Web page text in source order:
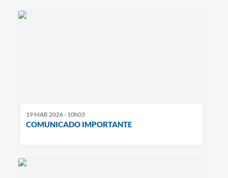
19 MAR 2026 - 10h03
COMUNICADO IMPORTANTE